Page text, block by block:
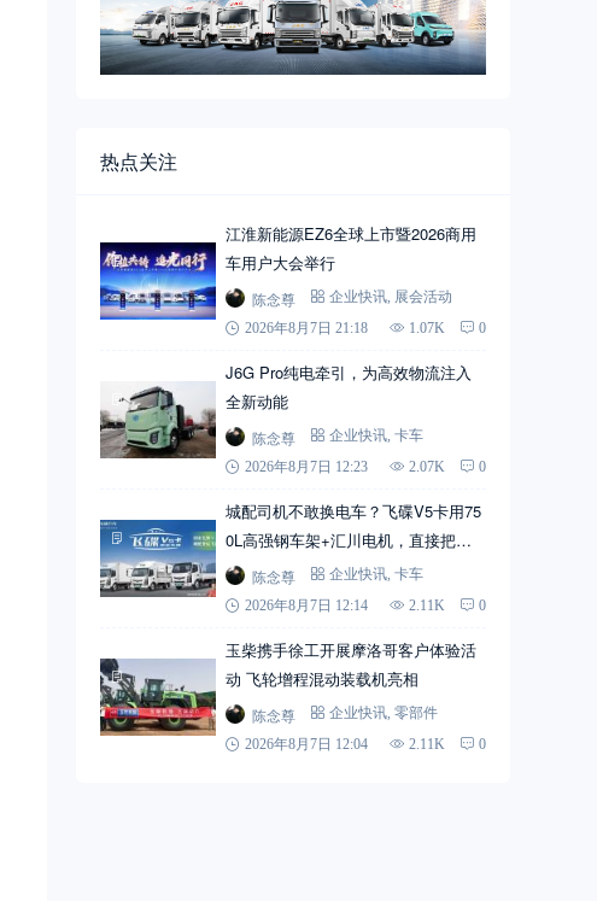
热点关注
江淮新能源EZ6全球上市暨2026商用
车用户大会举行
陈念尊 企业快讯
展会活动
2026年8月7日 21:18
1.07K 0
J6G Pro纯电牵引，为高效物流注入
全新动能
陈念尊 企业快讯 卡车
2026年8月7日 12:23
2.07K 0
城配司机不敢换电车？飞碟V5卡用75
0L高强钢车架+汇川电机，直接把信
心拉满陈念尊 企业快讯 卡车
2026年8月7日 12:14
2.11K 0
玉柴携手徐工开展摩洛哥客户体验活
动 飞轮增程混动装载机亮相
陈念尊 企业快讯 零部件
2026年8月7日 12:04
2.11K 0